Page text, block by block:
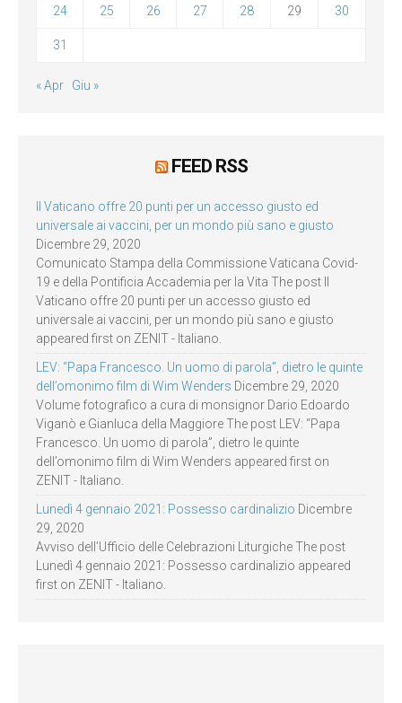
24 25 26 27 28 29 30
31
« Apr Giu »
FEED RSS
Il Vaticano offre 20 punti per un accesso giusto ed
universale ai vaccini, per un mondo più sano e giusto
Dicembre 29, 2020
Comunicato Stampa della Commissione Vaticana Covid-
19 e della Pontificia Accademia per la Vita The post Il
Vaticano offre 20 punti per un accesso giusto ed
universale ai vaccini, per un mondo più sano e giusto
appeared first on ZENIT - Italiano.
LEV: “Papa Francesco. Un uomo di parola”, dietro le quinte
dell’omonimo film di Wim Wenders Dicembre 29, 2020
Volume fotografico a cura di monsignor Dario Edoardo
Viganò e Gianluca della Maggiore The post LEV: “Papa
Francesco. Un uomo di parola”, dietro le quinte
dell’omonimo film di Wim Wenders appeared first on
ZENIT - Italiano.
Lunedì 4 gennaio 2021: Possesso cardinalizio Dicembre
29, 2020
Avviso dell’Ufficio delle Celebrazioni Liturgiche The post
Lunedì 4 gennaio 2021: Possesso cardinalizio appeared
first on ZENIT - Italiano.